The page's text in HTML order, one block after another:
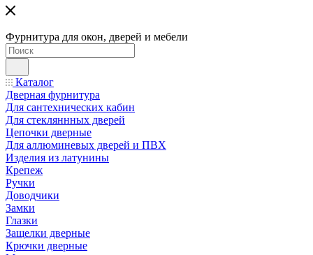
Фурнитура для окон, дверей и мебели
Каталог
Дверная фурнитура
Для сантехнических кабин
Для стекляннных дверей
Цепочки дверные
Для аллюминевых дверей и ПВХ
Изделия из латунины
Крепеж
Ручки
Доводчики
Замки
Глазки
Защелки дверные
Крючки дверные